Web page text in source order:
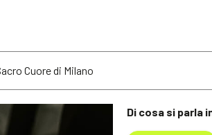
Cuore di Milano
Di cosa si parla